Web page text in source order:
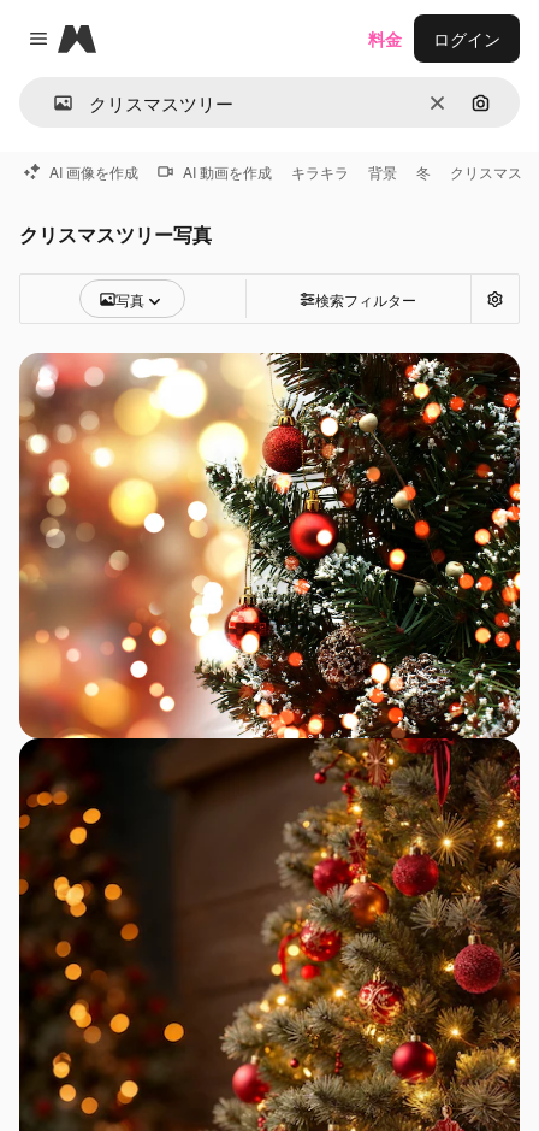
Close menu
Magnific
消去 画像で
料金 ログイン
AI 画像を作成 AI 動画を作成 キラキラ 背景 冬 クリスマス
クリスマスツリー写真
写真 検索フィルター